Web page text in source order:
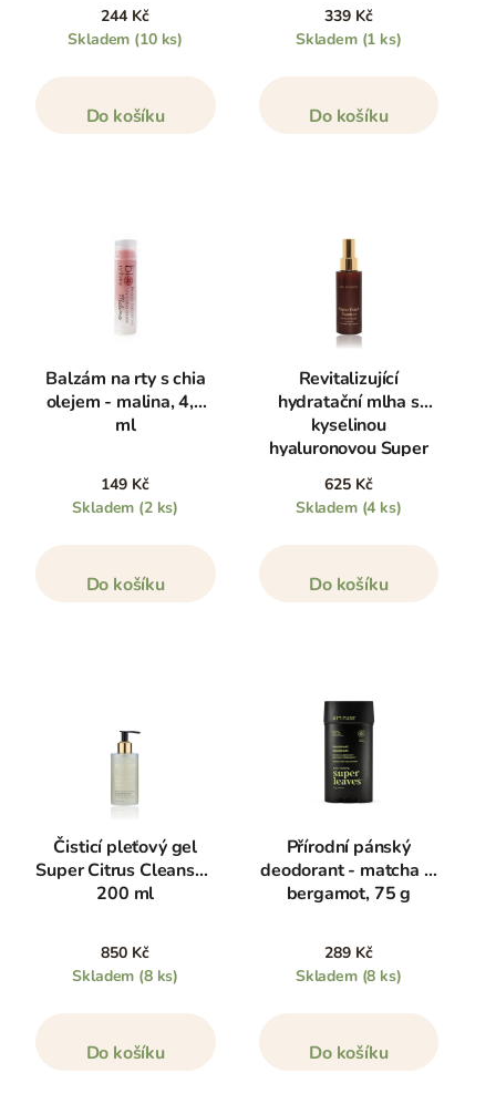
244 Kč
Skladem (10 ks)
Do košíku
339 Kč
Skladem (1 ks)
Do košíku
Balzám na rty s chia
olejem - malina, 4,8
ml
149 Kč
Skladem (2 ks)
Do košíku
Revitalizující
hydratační mlha s
kyselinou
hyaluronovou Super
Fruit Essence, 100 ml
625 Kč
Skladem (4 ks)
Do košíku
Čisticí pleťový gel
Super Citrus Cleanser,
200 ml
850 Kč
Skladem (8 ks)
Do košíku
Přírodní pánský
deodorant - matcha &
bergamot, 75 g
289 Kč
Skladem (8 ks)
Do košíku